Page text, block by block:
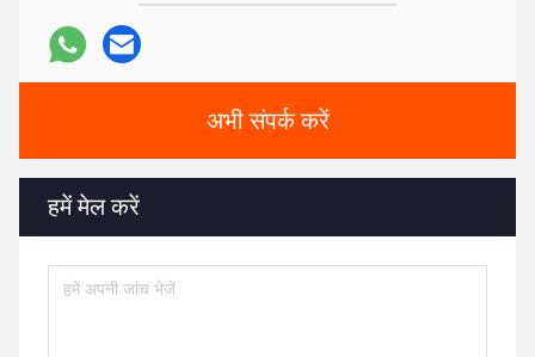
अभी संपर्क करें
हमें मेल करें